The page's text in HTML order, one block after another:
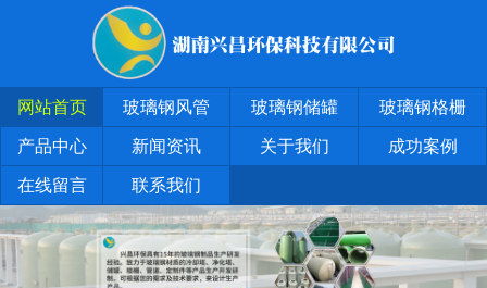
网站首页 玻璃钢风管 玻璃钢储罐 玻璃钢格栅
产品中心 新闻资讯 关于我们 成功案例
在线留言 联系我们